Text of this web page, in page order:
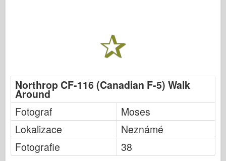
Northrop CF-116 (Canadian F-5) Walk
Around
Fotograf
Moses
Lokalizace
Neznámé
Fotografie
38